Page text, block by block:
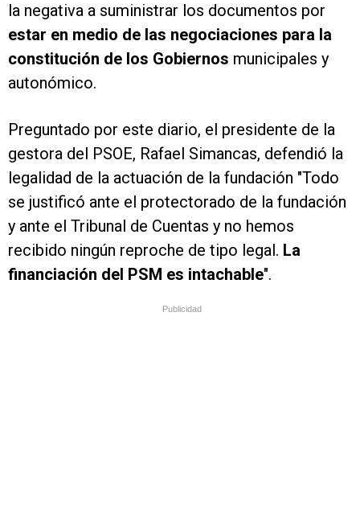
la negativa a suministrar los documentos por
estar en medio de las negociaciones para la
constitución de los Gobiernos municipales y
autonómico.
Preguntado por este diario, el presidente de la
gestora del PSOE, Rafael Simancas, defendió la
legalidad de la actuación de la fundación "Todo
se justificó ante el protectorado de la fundación
y ante el Tribunal de Cuentas y no hemos
recibido ningún reproche de tipo legal. La
financiación del PSM es intachable".
Publicidad